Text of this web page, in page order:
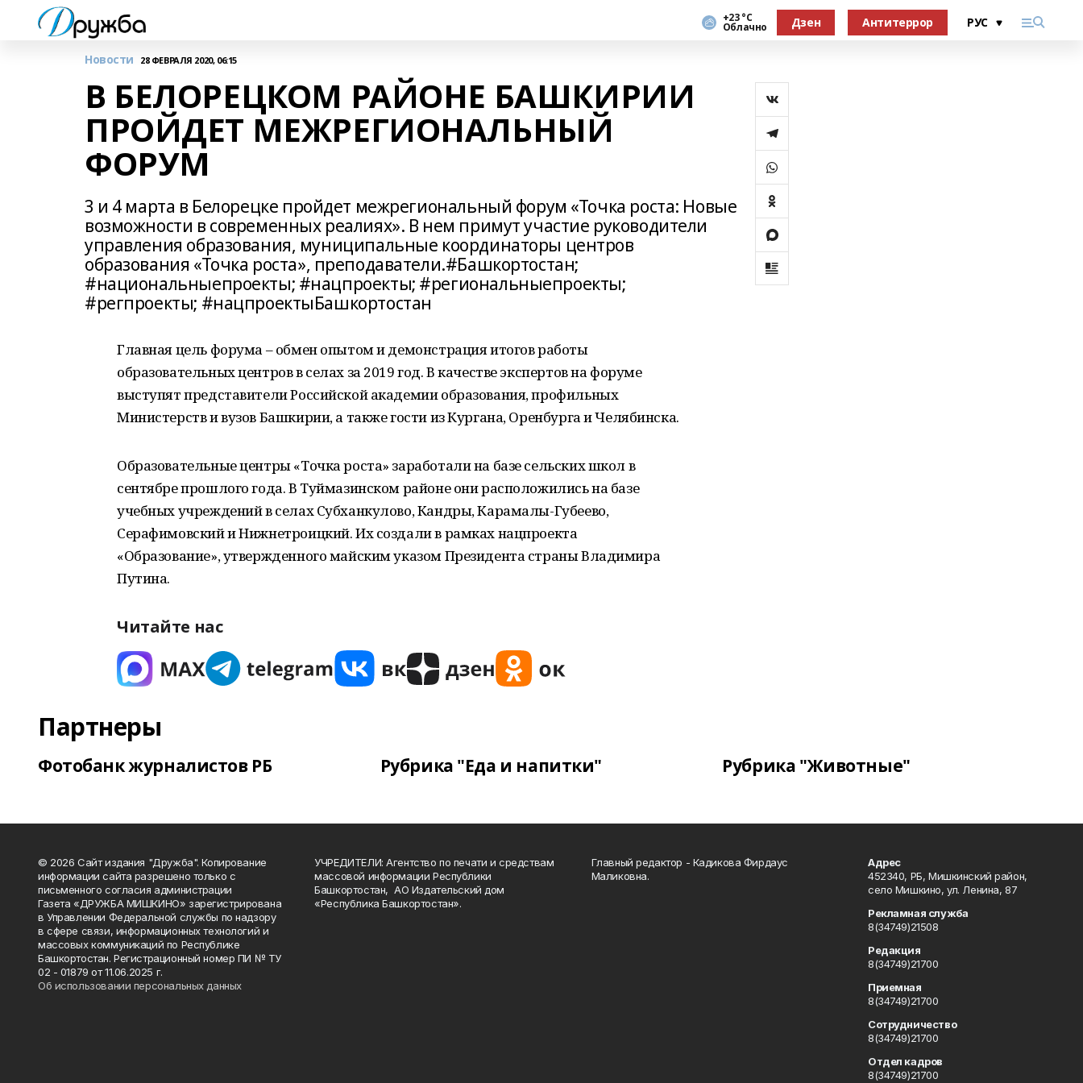
+23 °С
Облачно Дзен Антитеррор
Новости 28 ФЕВРАЛЯ 2020, 06:15
В БЕЛОРЕЦКОМ РАЙОНЕ БАШКИРИИ
ПРОЙДЕТ МЕЖРЕГИОНАЛЬНЫЙ
ФОРУМ
3 и 4 марта в Белорецке пройдет межрегиональный форум «Точка роста: Новые
возможности в современных реалиях». В нем примут участие руководители
управления образования, муниципальные координаторы центров
образования «Точка роста», преподаватели.#Башкортостан;
#национальныепроекты; #нацпроекты; #региональныепроекты;
#регпроекты; #нацпроектыБашкортостан
Главная цель форума – обмен опытом и демонстрация итогов работы
образовательных центров в селах за 2019 год. В качестве экспертов на форуме
выступят представители Российской академии образования, профильных
Министерств и вузов Башкирии, а также гости из Кургана, Оренбурга и Челябинска.
Образовательные центры «Точка роста» заработали на базе сельских школ в
сентябре прошлого года. В Туймазинском районе они расположились на базе
учебных учреждений в селах Субханкулово, Кандры, Карамалы-Губеево,
Серафимовский и Нижнетроицкий. Их создали в рамках нацпроекта
«Образование», утвержденного майским указом Президента страны Владимира
Путина.
Читайте нас
Партнеры
Фотобанк журналистов РБ Рубрика "Еда и напитки" Рубрика "Животные"
© 2026 Сайт издания "Дружба". Копирование
информации сайта разрешено только с
письменного согласия администрации
Газета «ДРУЖБА МИШКИНО» зарегистрирована
в Управлении Федеральной службы по надзору
в сфере связи, информационных технологий и
массовых коммуникаций по Республике
Башкортостан. Регистрационный номер ПИ № ТУ
02 - 01879 от 11.06.2025 г.
Об использовании персональных данных
УЧРЕДИТЕЛИ: Агентство по печати и средствам
массовой информации Республики
Башкортостан, АО Издательский дом
«Республика Башкортостан».
Главный редактор - Кадикова Фирдаус
Маликовна.
Адрес
452340, РБ, Мишкинский район,
село Мишкино, ул. Ленина, 87
Рекламная служба
8(34749)21508
Редакция
8(34749)21700
Приемная
8(34749)21700
Сотрудничество
8(34749)21700
Отдел кадров
8(34749)21700